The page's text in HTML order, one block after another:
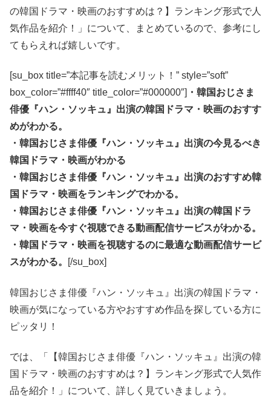
の韓国ドラマ・映画のおすすめは？】ランキング形式で人
気作品を紹介！」について、まとめているので、参考にし
てもらえれば嬉しいです。
[su_box title=”本記事を読むメリット！” style=”soft”
box_color=”#ffff40″ title_color=”#000000″] ・韓国おじさま
俳優『ハン・ソッキュ』出演の韓国ドラマ・映画のおすす
めがわかる。
・韓国おじさま俳優『ハン・ソッキュ』出演の今見るべき
韓国ドラマ・映画がわかる
・韓国おじさま俳優『ハン・ソッキュ』出演のおすすめ韓
国ドラマ・映画をランキングでわかる。
・韓国おじさま俳優『ハン・ソッキュ』出演の韓国ドラ
マ・映画を今すぐ視聴できる動画配信サービスがわかる。
・韓国ドラマ・映画を視聴するのに最適な動画配信サービ
スがわかる。
[/su_box]
韓国おじさま俳優『ハン・ソッキュ』出演の韓国ドラマ・
映画が気になっている方やおすすめ作品を探している方に
ピッタリ！
では、「【韓国おじさま俳優『ハン・ソッキュ』出演の韓
国ドラマ・映画のおすすめは？】ランキング形式で人気作
品を紹介！」について、詳しく見ていきましょう。